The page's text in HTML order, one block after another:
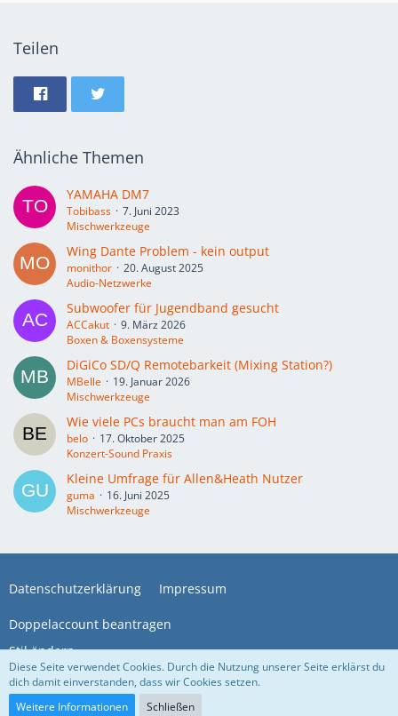
Teilen
Ähnliche Themen
YAMAHA DM7
Tobibass
7. Juni 2023
Mischwerkzeuge
Wing Dante Problem - kein output
monithor
20. August 2025
Audio-Netzwerke
Subwoofer für Jugendband gesucht
ACCakut
9. März 2026
Boxen & Boxensysteme
DiGiCo SD/Q Remotebarkeit (Mixing Station?)
MBelle
19. Januar 2026
Mischwerkzeuge
Wie viele PCs braucht man am FOH
belo
17. Oktober 2025
Konzert-Sound Praxis
Kleine Umfrage für Allen&Heath Nutzer
guma
16. Juni 2025
Mischwerkzeuge
Stil ändern
Datenschutzerklärung Impressum
Doppelaccount beantragen
Community-Software:
Diese Seite verwendet Cookies. Durch die Nutzung unserer Seite erklärst du
dich damit einverstanden, dass wir Cookies setzen.
Weitere Informationen
Schließen